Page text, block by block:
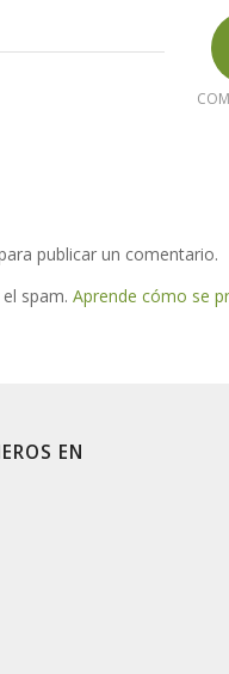
publicar un comentario.
spam. Aprende cómo se
EN